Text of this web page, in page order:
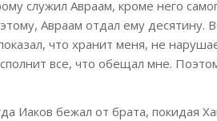
служил Авраам, кроме него
Авраам отдал ему десятину.
что хранит меня, не
все, что обещал мне.
Иаков бежал от брата, покидая